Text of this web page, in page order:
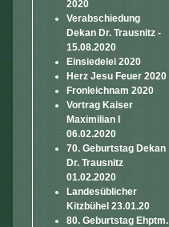
2020
Verabschiedung
Dekan Dr. Trausnitz -
15.08.2020
Einsiedelei 2020
Herz Jesu Feuer 2020
Fronleichnam 2020
Vortrag Kaiser
Maximilian I
06.02.2020
70. Geburtstag Dekan
Dr. Trausnitz
01.02.2020
Landesüblicher
Kitzbühel 23.01.20
80. Geburtstag Ehptm.